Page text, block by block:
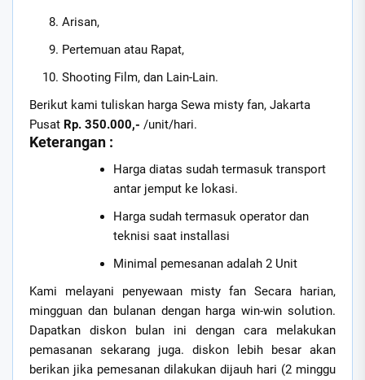
Arisan,
Pertemuan atau Rapat,
Shooting Film, dan Lain-Lain.
Berikut kami tuliskan harga Sewa misty fan, Jakarta
Pusat Rp. 350.000,- /unit/hari.
Keterangan :
Harga diatas sudah termasuk transport
antar jemput ke lokasi.
Harga sudah termasuk operator dan
teknisi saat installasi
Minimal pemesanan adalah 2 Unit
Kami melayani penyewaan misty fan Secara harian,
mingguan dan bulanan dengan harga win-win solution.
Dapatkan diskon bulan ini dengan cara melakukan
pemasanan sekarang juga. diskon lebih besar akan
berikan jika pemesanan dilakukan dijauh hari (2 minggu